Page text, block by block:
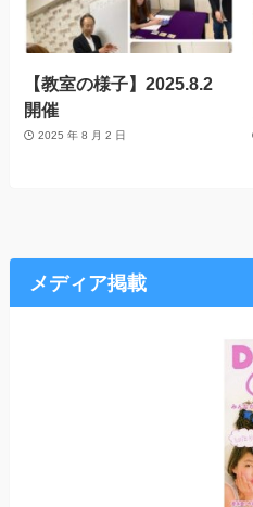
【教室の様子】2025.8.2
開催
2025 年 8 月 2 日
メディア掲載